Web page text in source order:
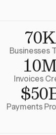
Businesses
Invoices
Payments